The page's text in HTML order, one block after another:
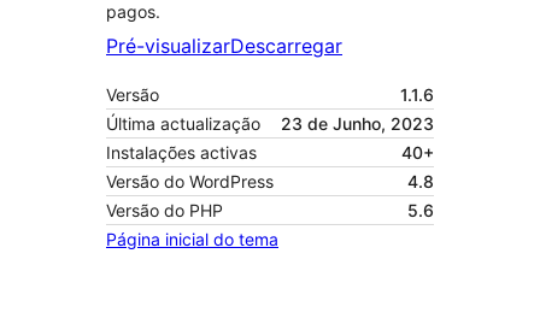
pagos.
Pré-visualizarDescarregar
Versão
1.1.6
Última actualização
23 de Junho, 2023
Instalações activas
40+
Versão do WordPress
4.8
Versão do PHP
5.6
Página inicial do tema